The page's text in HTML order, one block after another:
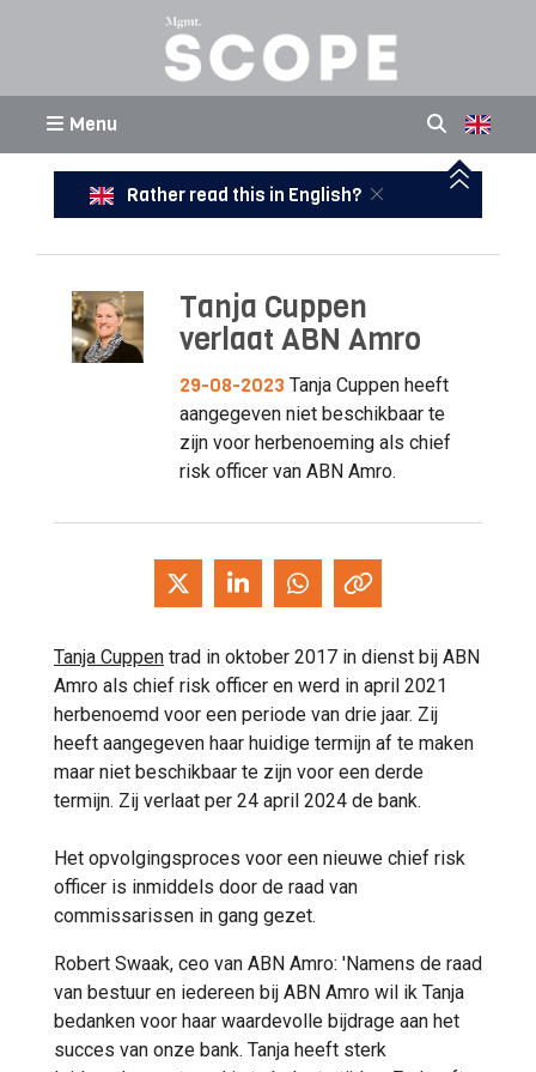
Menu
Rather read this in English?
Tanja Cuppen
verlaat ABN Amro
29-08-2023 Tanja Cuppen heeft
aangegeven niet beschikbaar te
zijn voor herbenoeming als chief
risk officer van ABN Amro.
Tanja Cuppen trad in oktober 2017 in dienst bij ABN
Amro als chief risk officer en werd in april 2021
herbenoemd voor een periode van drie jaar. Zij
heeft aangegeven haar huidige termijn af te maken
maar niet beschikbaar te zijn voor een derde
termijn. Zij verlaat per 24 april 2024 de bank.
Het opvolgingsproces voor een nieuwe chief risk
officer is inmiddels door de raad van
commissarissen in gang gezet.
Robert Swaak, ceo van ABN Amro: 'Namens de raad
van bestuur en iedereen bij ABN Amro wil ik Tanja
bedanken voor haar waardevolle bijdrage aan het
succes van onze bank. Tanja heeft sterk